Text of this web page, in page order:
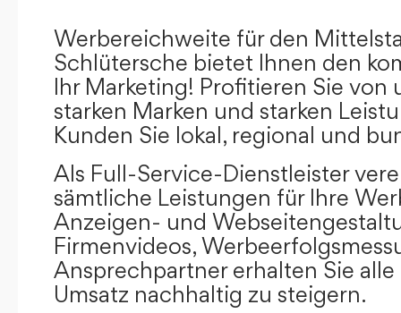
Werbereichweite für den
Schlütersche bietet Ihnen den
Ihr Marketing! Profitieren Sie von
starken Marken und starken
Kunden Sie lokal, regional und
Als Full-Service-Dienstleister
sämtliche Leistungen für Ihre
Anzeigen- und
Firmenvideos,
Ansprechpartner erhalten Sie
Umsatz nachhaltig zu steigern.